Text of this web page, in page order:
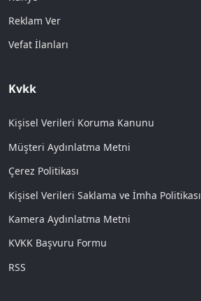
Reklam Ver
Vefat İlanları
Kvkk
Kişisel Verileri Koruma Kanunu
Müşteri Aydınlatma Metni
Çerez Politikası
Kişisel Verileri Saklama ve İmha Politikası
Kamera Aydınlatma Metni
KVKK Başvuru Formu
RSS